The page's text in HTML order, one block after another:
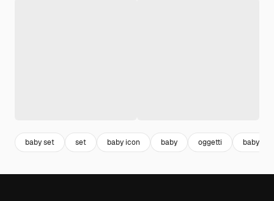
baby set set baby icon baby oggetti baby